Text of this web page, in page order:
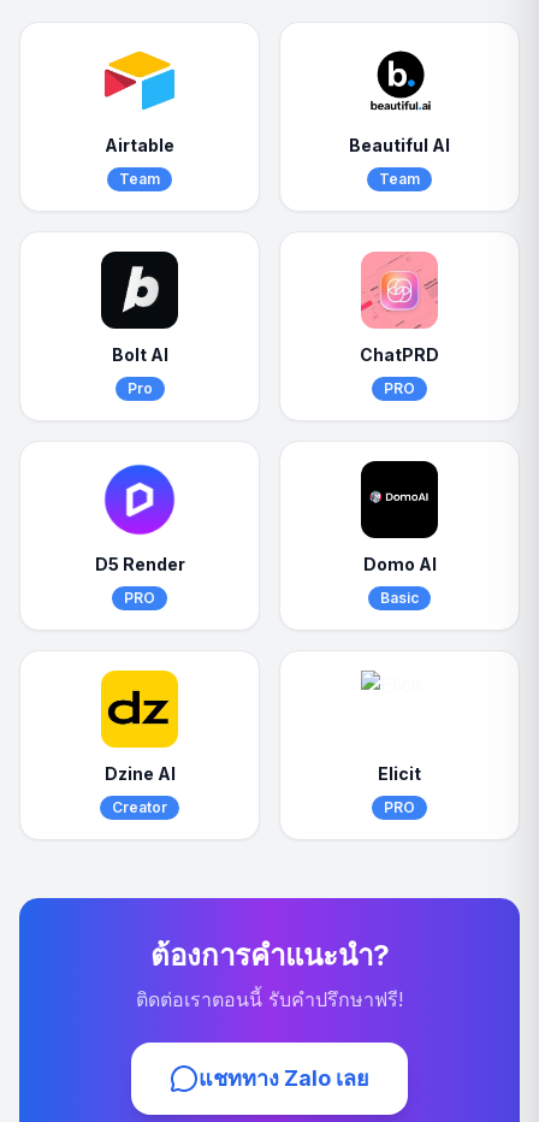
Airtable
Team
Beautiful AI
Team
Bolt AI
Pro
ChatPRD
PRO
D5 Render
PRO
Domo AI
Basic
Dzine AI
Creator
Elicit
PRO
ต้องการคำแนะนำ?
ติดต่อเราตอนนี้ รับคำปรึกษาฟรี!
แชททาง Zalo เลย